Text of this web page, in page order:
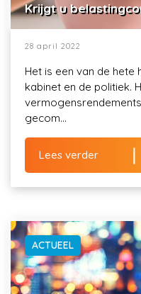
Krijgt u
28 april 2022
Het is een van de hete
kabinet en de politiek.
gecom...
Lees verder
ACTUEEL